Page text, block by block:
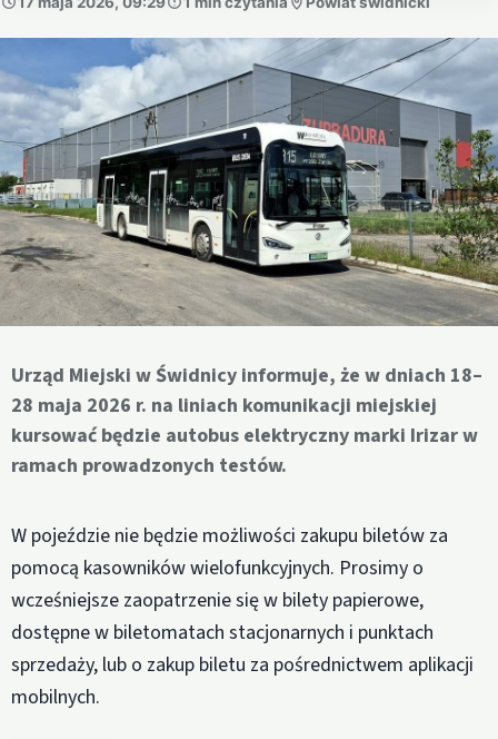
Urząd Miejski w Świdnicy informuje, że w dniach 18–
28 maja 2026 r. na liniach komunikacji miejskiej
kursować będzie autobus elektryczny marki Irizar w
ramach prowadzonych testów.
W pojeździe nie będzie możliwości zakupu biletów za
pomocą kasowników wielofunkcyjnych. Prosimy o
wcześniejsze zaopatrzenie się w bilety papierowe,
dostępne w biletomatach stacjonarnych i punktach
sprzedaży, lub o zakup biletu za pośrednictwem aplikacji
mobilnych.